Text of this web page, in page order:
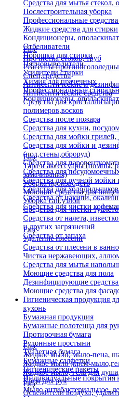
Средства для мытья стекол,
Послестроительная уборка
Профессиональные
Жидкие средства для стирки
Кондиционеры,
Отбеливатели
Порошки для стирки
Пятновыводители
Усилители стирки
Химия для прачечных
Профессиональные
Кондиционеры,
Еще
Прочистка стоков, труб
Реагенты
Спец.средства
Антисептические и
Антисептические средства
Средства для
полимеров,восков
Средства после пожара
Средства для кухни,
Средства для мойки грилей,
Средства для мойки и
(пол,стены,оброруд)
Средства для
Средства для
Средства для ручной мойки
Средства для
Средства от накипи,
Средства для чистки
Еще
Тара и аксессуары (помпы,
замачивания)
Уборка производств
Моющие средства для
Уборка сан.узлов
Средства для чистки
Средства от налета,
и других загрязнений
Средства от запаха
Еще
Удаление плесени
Средства от плесени в
Чистка нержавеющих,
Средства для мытья
Моющие средства для пола
Дезинфицирующие
Моющие средства для
Гигиеническая продукция
кухонь
Бумажная продукция
Бумажные полотенца для
Протирочная бумага
Рулонные простыни
Туалетная бумага
Бумажные салфетки
Гигиенические пакеты
Индивидуальные покрытия
Еще
Жидкое мыло, мыло-пена,
Жидкое мыло (крем-
Жидкое мыло, гель для
Крем для рук
Мыло антибактериальное,
Еще
Освежители воздуха,